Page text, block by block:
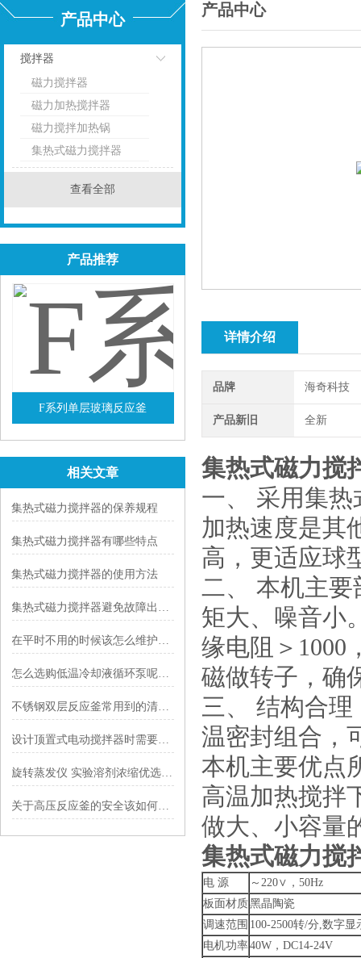
产品中心
搅拌器
磁力搅拌器
磁力加热搅拌器
磁力搅拌加热锅
集热式磁力搅拌器
查看全部
产品推荐
F系列单层玻璃反应釜
查看详情
相关文章
集热式磁力搅拌器的保养规程
集热式磁力搅拌器有哪些特点
集热式磁力搅拌器的使用方法
集热式磁力搅拌器避免故障出错的方法有哪些
在平时不用的时候该怎么维护集热式磁力搅拌器
怎么选购低温冷却液循环泵呢?有哪些参考意见
不锈钢双层反应釜常用到的清洗方法分别什么
设计顶置式电动搅拌器时需要考虑哪些因素
旋转蒸发仪 实验溶剂浓缩优选设备
关于高压反应釜的安全该如何设置呢？
产品中心
详情介绍
品牌 海奇科技
产品新旧 全新
集热式磁力搅
一、 采用集
加热速度是其
高，更适应球
二、 本机主
矩大、噪音小
缘电阻＞1000
磁做转子，确
三、 结构合
温密封组合，
本机主要优点
高温加热搅拌
做大、小容量
集热式磁力搅
电 源
～220∨，50Hz
板面材质黑晶陶瓷
调速范围 100-2500转/分,数字显
电机功率40W，DC14-24V